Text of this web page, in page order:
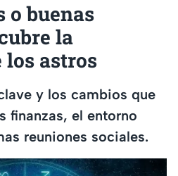
o buenas
la
astros
y los cambios que
finanzas, el entorno
reuniones sociales.